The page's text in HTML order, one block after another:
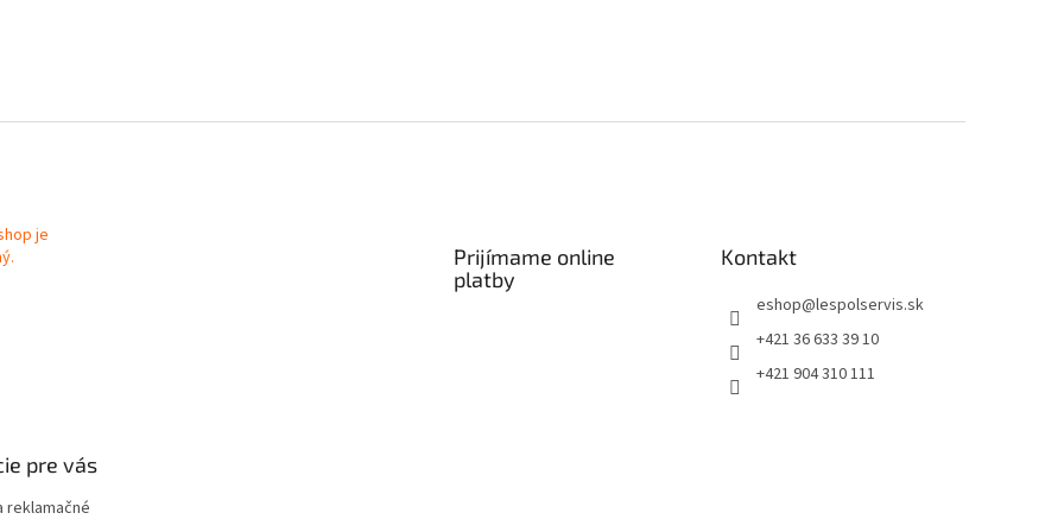
Prijímame online
platby
Kontakt
eshop@lespolservis.sk
+421 36 633 39 10
+421 904 310 111
pre vás
reklamačné